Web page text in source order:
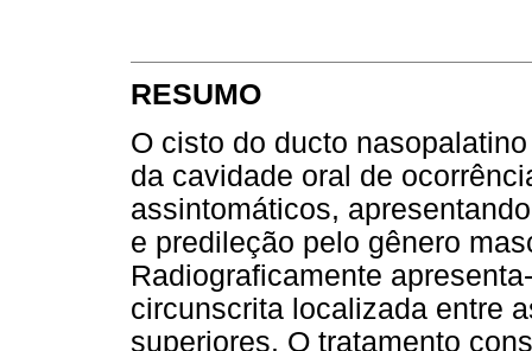
RESUMO
O cisto do ducto
da cavidade oral de
assintomáticos,
e predileção pelo gênero
Radiograficamente
circunscrita localizada entre
superiores. O tratamento